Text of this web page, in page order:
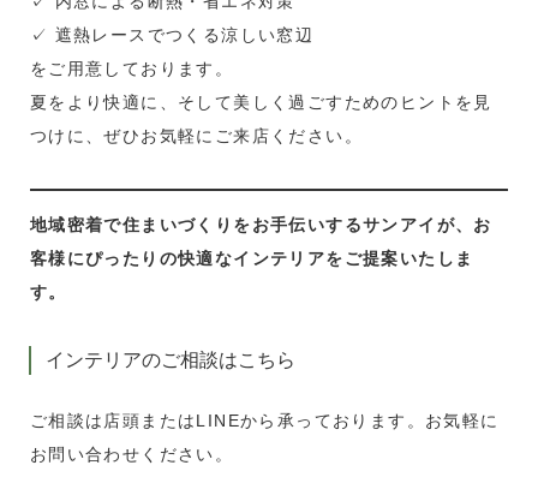
✓ 遮熱レースでつくる涼しい窓辺
をご用意しております。
夏をより快適に、そして美しく過ごすためのヒントを見
つけに、ぜひお気軽にご来店ください。
地域密着で住まいづくりをお手伝いするサンアイが、お
客様にぴったりの快適なインテリアをご提案いたしま
す。
インテリアのご相談はこちら
ご相談は店頭またはLINEから承っております。お気軽に
お問い合わせください。